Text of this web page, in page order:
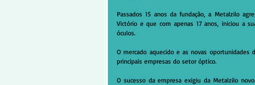
Passados 15 anos da fundação, a Metalzilo
Victório e que com apenas 17 anos, iniciou a
óculos.
O mercado aquecido e as novas
principais empresas do setor óptico.
O sucesso da empresa exigiu da Metalzilo